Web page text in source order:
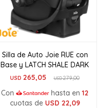
Silla de Auto Joie RUE con
Base y LATCH SHALE DARK
USD 265,05 USD279,00
Con hasta en 12
cuotas de USD 22,09